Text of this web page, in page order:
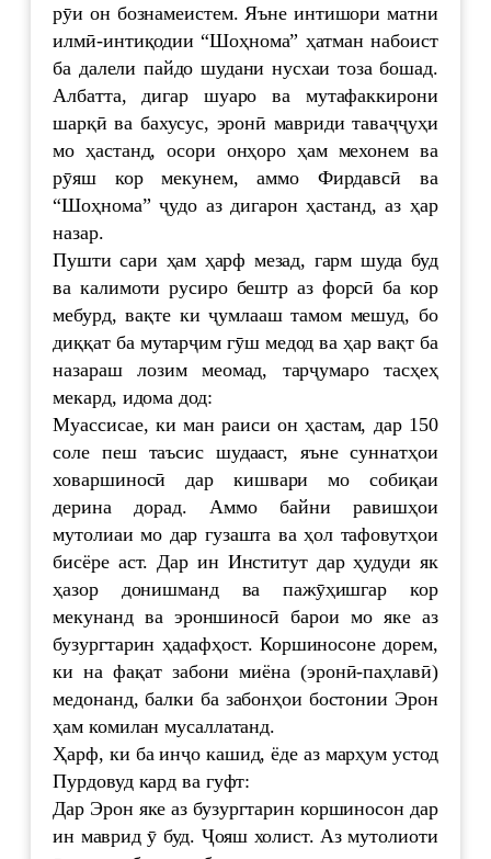
рӯи он бознамеистем. Яъне интишори матни
илмӣ-интиқодии “Шоҳнома” ҳатман набоист
ба далели пайдо шудани нусхаи тоза бошад.
Албатта, дигар шуаро ва мутафаккирони
шарқӣ ва бахусус, эронӣ мавриди таваҷҷуҳи
мо ҳастанд, осори онҳоро ҳам мехонем ва
рӯяш кор мекунем, аммо Фирдавсӣ ва
“Шоҳнома” ҷудо аз дигарон ҳастанд, аз ҳар
назар.
Пушти сари ҳам ҳарф мезад, гарм шуда буд
ва калимоти русиро бештр аз форсӣ ба кор
мебурд, вақте ки ҷумлааш тамом мешуд, бо
диққат ба мутарҷим гӯш медод ва ҳар вақт ба
назараш лозим меомад, тарҷумаро тасҳеҳ
мекард, идома дод:
Муассисае, ки ман раиси он ҳастам, дар 150
соле пеш таъсис шудааст, яъне суннатҳои
ховаршиносӣ дар кишвари мо собиқаи
дерина дорад. Аммо байни равишҳои
мутолиаи мо дар гузашта ва ҳол тафовутҳои
бисёре аст. Дар ин Институт дар ҳудуди як
ҳазор донишманд ва пажӯҳишгар кор
мекунанд ва эроншиносӣ барои мо яке аз
бузургтарин ҳадафҳост. Коршиносоне дорем,
ки на фақат забони миёна (эронӣ-паҳлавӣ)
медонанд, балки ба забонҳои бостонии Эрон
ҳам комилан мусаллатанд.
Ҳарф, ки ба инҷо кашид, ёде аз марҳум устод
Пурдовуд кард ва гуфт:
Дар Эрон яке аз бузургтарин коршиносон дар
ин маврид ӯ буд. Ҷояш холист. Аз мутолиоти